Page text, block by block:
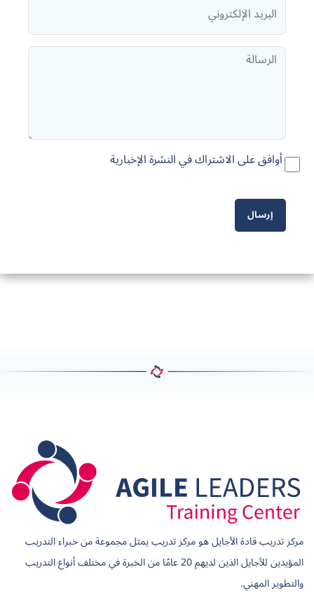
أوافق على الاشتراك في النشرة الإخبارية
مركز تدريب قادة الأجايل هو مركز تدريب يمثل مجموعة من خبراء التدريب
المؤيدين للأجايل الذين لديهم 20 عامًا من الخبرة في مختلف أنواع التدريب
والتطوير المهني.